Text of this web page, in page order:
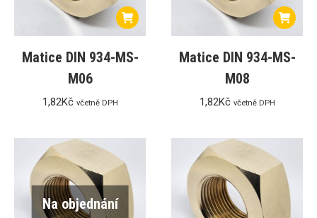
Matice DIN 934-MS-
M06
1,82Kč včetně DPH
Matice DIN 934-MS-
M08
1,82Kč včetně DPH
Na objednání